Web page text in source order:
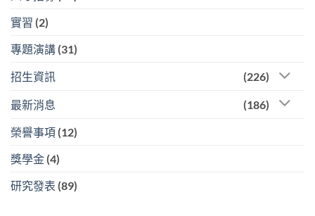
實習 (2)
專題演講 (31)
招生資訊 (226)
最新消息 (186)
榮譽事項 (12)
獎學金 (4)
研究發表 (89)